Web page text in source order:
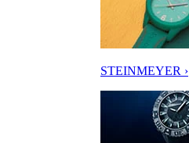
STEINMEYER ›